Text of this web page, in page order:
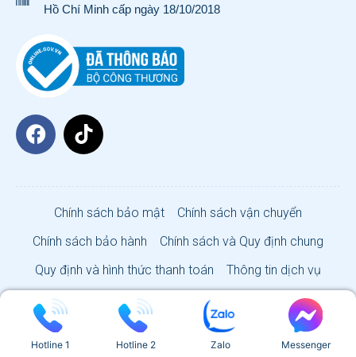
Hồ Chí Minh cấp ngày 18/10/2018
Chính sách bảo mật
Chính sách vận chuyển
Chính sách bảo hành
Chính sách và Quy định chung
Quy định và hình thức thanh toán
Thông tin dịch vụ
VISA SUN CO., LTD 2026
Hotline 1 Hotline 2 Zalo Messenger